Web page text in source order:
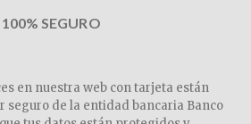
SEGURO
en nuestra web con tarjeta están
seguro de la entidad bancaria Banco